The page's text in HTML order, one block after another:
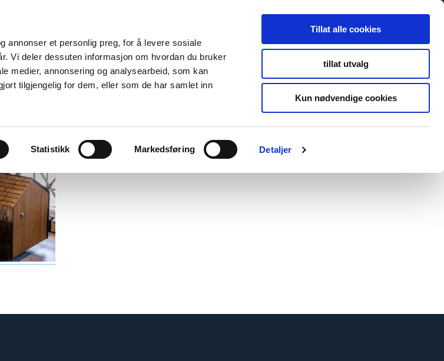
annonser et personlig preg, for å levere sosiale
Vi deler dessuten informasjon om hvordan du bruker
medier, annonsering og analysearbeid, som kan
tilgjengelig for dem, eller som de har samlet inn
Statistikk Markedsføring Detaljer
Tillat alle cookies
tillat utvalg
Kun nødvendige cookies
Made for modular
Design Vito For Dry Rooms Newsroom
Search